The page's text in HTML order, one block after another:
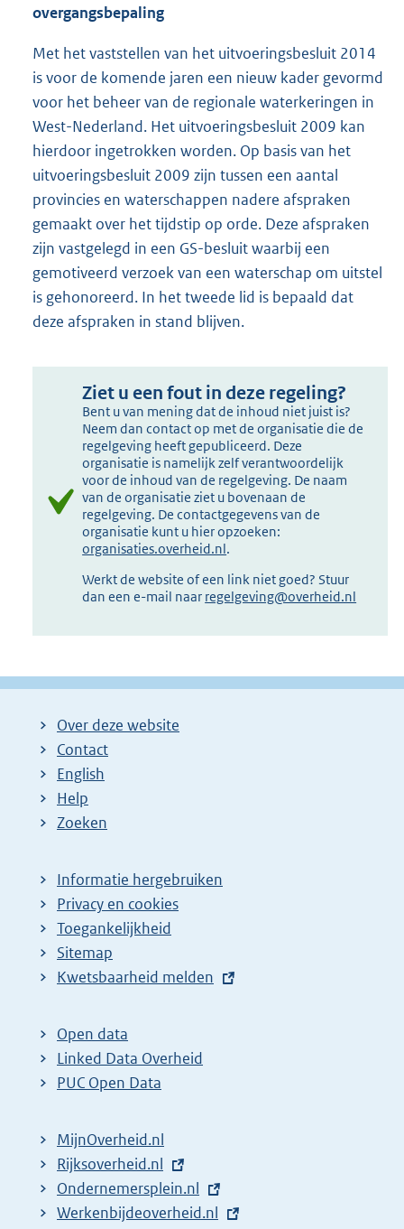
overgangsbepaling
Met het vaststellen van het uitvoeringsbesluit 2014
is voor de komende jaren een nieuw kader gevormd
voor het beheer van de regionale waterkeringen in
West-Nederland. Het uitvoeringsbesluit 2009 kan
hierdoor ingetrokken worden. Op basis van het
uitvoeringsbesluit 2009 zijn tussen een aantal
provincies en waterschappen nadere afspraken
gemaakt over het tijdstip op orde. Deze afspraken
zijn vastgelegd in een GS-besluit waarbij een
gemotiveerd verzoek van een waterschap om uitstel
is gehonoreerd. In het tweede lid is bepaald dat
deze afspraken in stand blijven.
Ziet u een fout in deze regeling?
Bent u van mening dat de inhoud niet juist is?
Neem dan contact op met de organisatie die de
regelgeving heeft gepubliceerd. Deze
organisatie is namelijk zelf verantwoordelijk
voor de inhoud van de regelgeving. De naam
van de organisatie ziet u bovenaan de
regelgeving. De contactgegevens van de
organisatie kunt u hier opzoeken:
organisaties.overheid.nl.
Werkt de website of een link niet goed? Stuur
dan een e-mail naar regelgeving@overheid.nl
Over deze website
Contact
English
Help
Zoeken
Informatie hergebruiken
Privacy en cookies
Toegankelijkheid
Sitemap
E
t
e
r
l
i
n
k
Kwetsbaarheid melden
Open data
Linked Data Overheid
PUC Open Data
MijnOverheid.nl
E
x
t
Rijksoverheid.nl
E
x
Ondernemersplein.nl
E
Werkenbijdeoverheid.nl